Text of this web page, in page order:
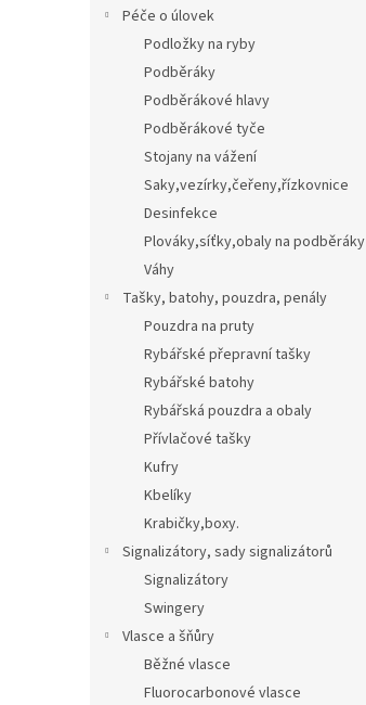
Péče o úlovek
Podložky na ryby
Podběráky
Podběrákové hlavy
Podběrákové tyče
Stojany na vážení
Saky,vezírky,čeřeny,řízkovnice
Desinfekce
Plováky,síťky,obaly na podběráky
Váhy
Tašky, batohy, pouzdra, penály
Pouzdra na pruty
Rybářské přepravní tašky
Rybářské batohy
Rybářská pouzdra a obaly
Přívlačové tašky
Kufry
Kbelíky
Krabičky,boxy.
Signalizátory, sady signalizátorů
Signalizátory
Swingery
Vlasce a šňůry
Běžné vlasce
Fluorocarbonové vlasce